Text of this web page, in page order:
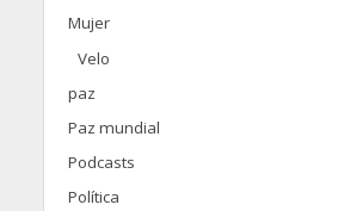
Mujer
Velo
paz
Paz mundial
Podcasts
Política